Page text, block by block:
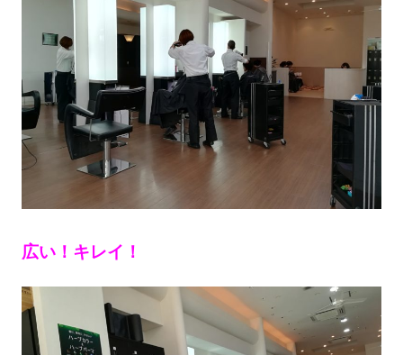
広い！キレイ！